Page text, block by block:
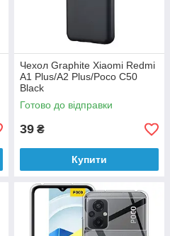
Чехол Graphite Xiaomi Redmi
A1 Plus/A2 Plus/Poco C50
Black
Готово до відправки
39 ₴
Купити